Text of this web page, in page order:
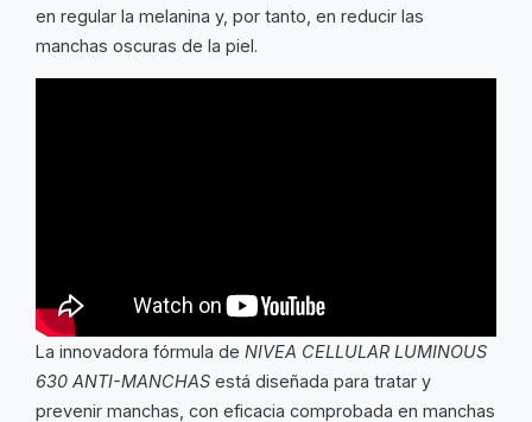
en regular la melanina y, por tanto, en reducir las
manchas oscuras de la piel.
La innovadora fórmula de NIVEA CELLULAR LUMINOUS
630 ANTI-MANCHAS está diseñada para tratar y
prevenir manchas, con eficacia comprobada en manchas